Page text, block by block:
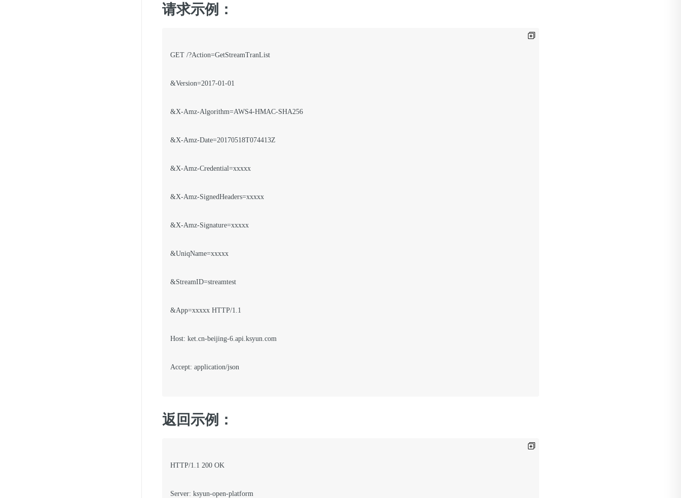
请求示例：
GET /?Action=GetStreamTranList
&Version=2017-01-01
&X-Amz-Algorithm=AWS4-HMAC-SHA256
&X-Amz-Date=20170518T074413Z
&X-Amz-Credential=xxxxx
&X-Amz-SignedHeaders=xxxxx
&X-Amz-Signature=xxxxx
&UniqName=xxxxx
&StreamID=streamtest
&App=xxxxx HTTP/1.1
Host: ket.cn-beijing-6.api.ksyun.com
Accept: application/json
返回示例：
HTTP/1.1 200 OK
Server: ksyun-open-platform